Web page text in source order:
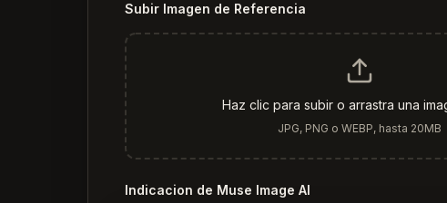
Subir Imagen de Referencia
Haz clic para subir o arrastra una
JPG, PNG o WEBP, hasta 20MB
Indicacion de Muse Image AI